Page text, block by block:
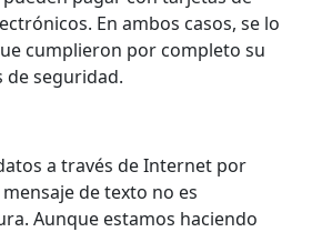
En ambos casos, se lo
cumplieron por completo su
de seguridad.
a través de Internet por
de texto no es
Aunque estamos haciendo